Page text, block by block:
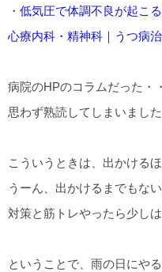
・ 低気圧で体調不良が起こ
心療内科・精神科｜うつ病
病院のHPのコラムだった・
思わず熟読してしまいました
こういうときは、出かける
うーん、出かけるまでもな
対策と筋トレやったら少し
ということで、雨の日にやる